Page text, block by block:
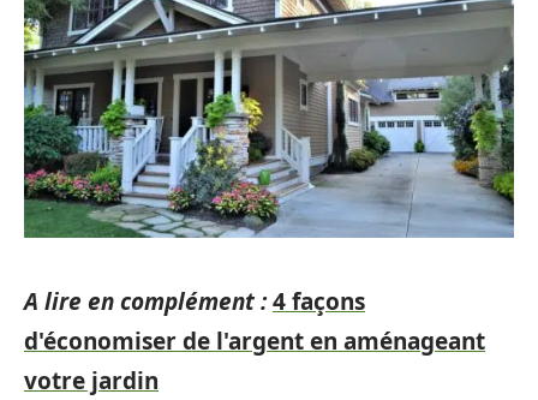
A lire en complément :4 façons
d'économiser de l'argent en aménageant
votre jardin